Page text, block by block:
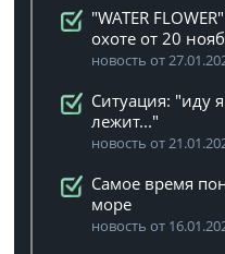
"WATER
охоте от 20
новость от
Ситуация: "иду
лежит..."
новость от
Самое время
море
новость от